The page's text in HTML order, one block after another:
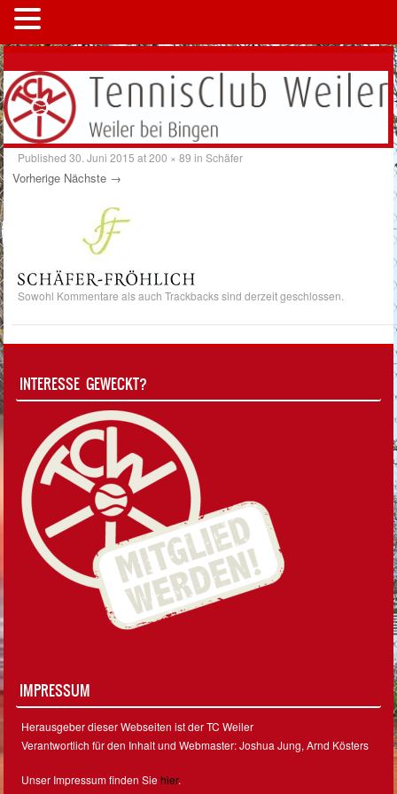
Published30. Juni 2015 at200 × 89 inSchäfer
Vorherige Nächste →
Sowohl Kommentare als auch Trackbacks sind derzeit geschlossen.
INTERESSE GEWECKT?
IMPRESSUM
Herausgeber dieser Webseiten ist der TC Weiler
Verantwortlich für den Inhalt und Webmaster: Joshua Jung, Arnd Kösters
Unser Impressum finden Siehier.